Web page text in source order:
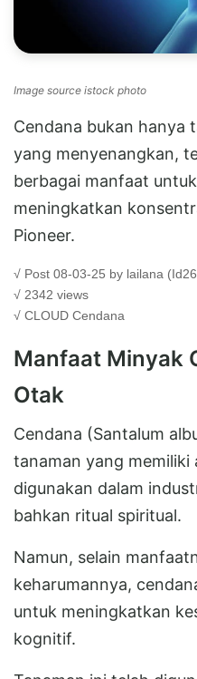
Image source istock photo
Cendana bukan hanya
yang menyenangkan,
berbagai manfaat
meningkatkan
Pioneer.
√ Post 08-03-25 by lailana
√ 2342 views
√ CLOUD Cendana
Manfaat Minyak
Otak
Cendana (Santalum
tanaman yang memiliki
digunakan dalam
bahkan ritual spiritual.
Namun, selain
keharumannya,
untuk meningkatkan
kognitif.